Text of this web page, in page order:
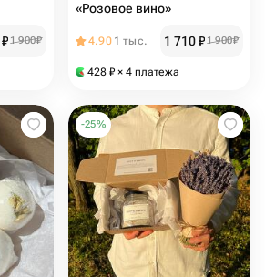
₽1 900₽
«Розовое вино»
4.90 1 тыс. 1 710₽1 900₽
428 ₽ × 4 платежа
-25%